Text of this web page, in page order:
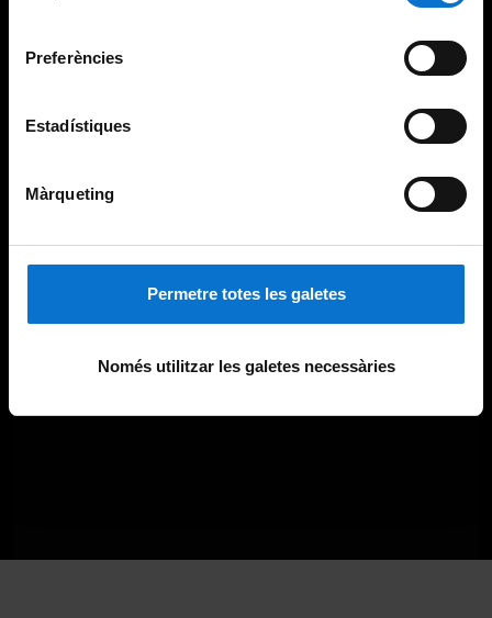
Preferències
Estadístiques
Màrqueting
Permetre totes les galetes
Només utilitzar les galetes necessàries